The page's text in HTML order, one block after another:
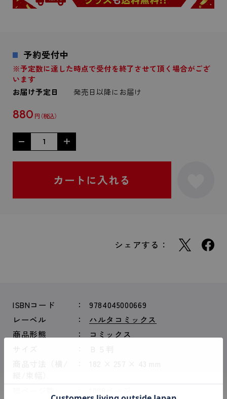
予約受付中
※予定数に達した時点で受付を終了させて頂く場合がござ
います
お届け予定日
発売日以降にお届け
880 円
シェアする：
ISBNコード
9784045000669
レーベル
ハルタコミックス
商品形態
コミックス